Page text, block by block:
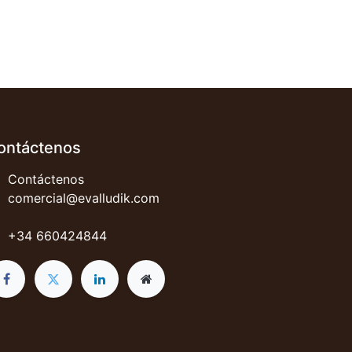
Contáctenos
comercial@evalludik.com
+34 660424844